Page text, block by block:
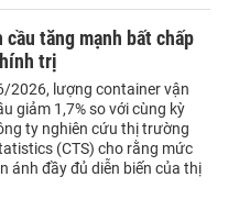
tăng mạnh bất chấp
trị
2026, lượng container vận
giảm 1,7% so với cùng kỳ
ty nghiên cứu thị trường
(CTS) cho rằng mức
ánh đầy đủ diễn biến của thị